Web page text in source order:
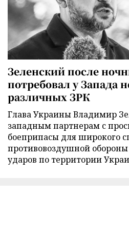
Зеленский после
потребовал у Запада
различных ЗРК
Глава Украины Владимир
западным партнерам с
боеприпасы для широкого
противовоздушной
ударов по территории